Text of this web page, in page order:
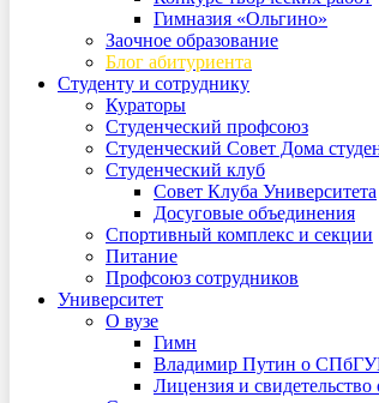
Гимназия «Ольгино»
Заочное образование
Блог абитуриента
Студенту и сотруднику
Кураторы
Студенческий профсоюз
Студенческий Совет Дома
Студенческий клуб
Совет Клуба Университета
Досуговые объединения
Спортивный комплекс и секции
Питание
Профсоюз сотрудников
Университет
О вузе
Гимн
Владимир Путин о
Лицензия и свидетельство